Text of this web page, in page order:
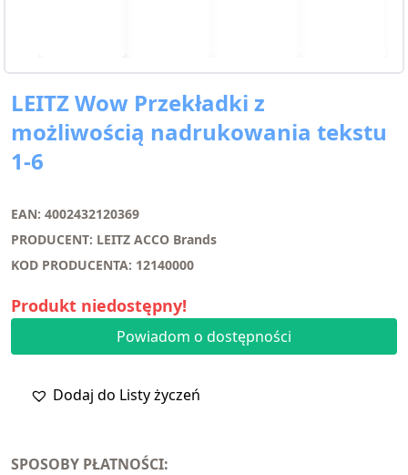
LEITZ Wow Przekładki z
możliwością nadrukowania tekstu
1-6
EAN: 4002432120369
PRODUCENT: LEITZ ACCO Brands
KOD PRODUCENTA: 12140000
Produkt niedostępny!
Powiadom o dostępności
Dodaj do Listy życzeń
SPOSOBY PŁATNOŚCI: